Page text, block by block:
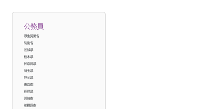
公務員
厚生労働省
防衛省
茨城県
栃木県
神奈川県
埼玉県
静岡県
東京都
長野県
川崎市
相模原市